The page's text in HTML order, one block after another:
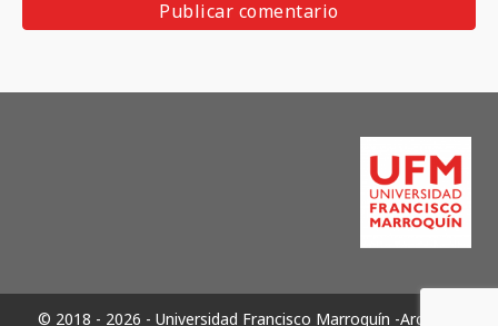
© 2018 - 2026 - Universidad Francisco Marroquín -Archivos